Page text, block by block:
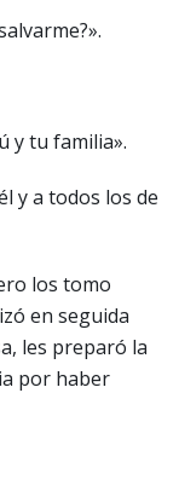
y tu familia».
y a todos los de
los tomo
en seguida
les preparó la
por haber